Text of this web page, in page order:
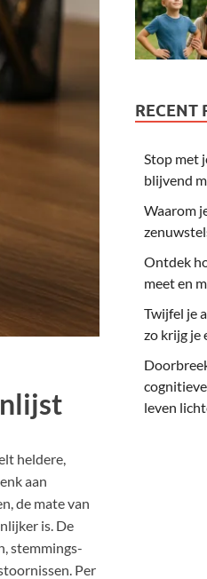
heldere,
aan
de mate van
is. De
stemmings-
Per
RECENT
Stop met
blijvend
Waarom
Ontdek
meet en
Twijfel je
zo krijg je
leven